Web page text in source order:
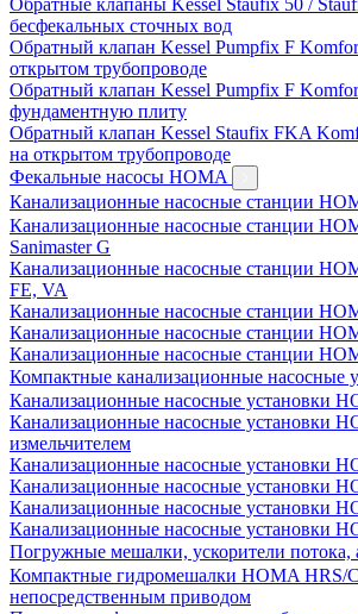
бесфекальных сточных вод
Обратный клапан Kessel Pumpfix F
открытом трубопроводе
Обратный клапан Kessel Pumpfix F
фундаментную плиту
Обратный клапан Kessel Staufix FKA
на открытом трубопроводе
Фекальные насосы HOMA
Канализационные насосные станции
Канализационные насосные станции
Sanimaster G
Канализационные насосные станции
FE, VA
Канализационные насосные станции
Канализационные насосные станции
Канализационные насосные станции
Компактные канализационные насосные
Канализационные насосные установки
Канализационные насосные установки
измельчителем
Канализационные насосные установки
Канализационные насосные установки
Канализационные насосные установки
Канализационные насосные установки
Погружные мешалки, ускорители потока,
Компактные гидромешалки HOMA HRS/
непосредственным приводом